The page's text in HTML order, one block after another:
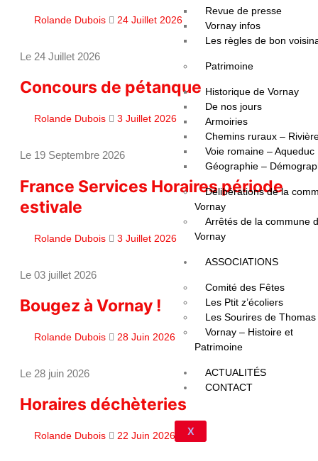
Revue de presse
Vornay infos
Les règles de bon
Patrimoine
Historique de Vornay
De nos jours
Armoiries
Chemins ruraux –
Voie romaine – Aqueduc
Géographie –
Délibérations de la
Vornay
Arrêtés de la commune
Vornay
ASSOCIATIONS
Comité des Fêtes
Les Ptit z’écoliers
Les Sourires de Thomas
Vornay – Histoire et
Patrimoine
ACTUALITÉS
CONTACT
X
Rolande Dubois 24 Juillet 2026
Le 24 Juillet 2026
Concours de pétanque
Rolande Dubois 3 Juillet 2026
Le 19 Septembre 2026
France Services Horaires période
estivale
Rolande Dubois 3 Juillet 2026
Le 03 juillet 2026
Bougez à Vornay !
Rolande Dubois 28 Juin 2026
Le 28 juin 2026
Horaires déchèteries
Rolande Dubois 22 Juin 2026